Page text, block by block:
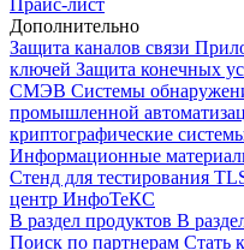
Прайс-лист
Дополнительно
Защита каналов связи
ключей Защита конечных
СМЭВ Системы
промышленной
криптографические
Информационные
Стенд для тестирования
центр ИнфоТеКС
В раздел продуктов В
Поиск по партнерам Стать